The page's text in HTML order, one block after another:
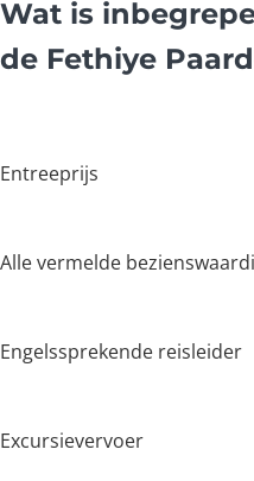
Wat is
de Fethiye
Entreeprijs
Alle vermelde
Engelssprekende reisleider
Excursievervoer